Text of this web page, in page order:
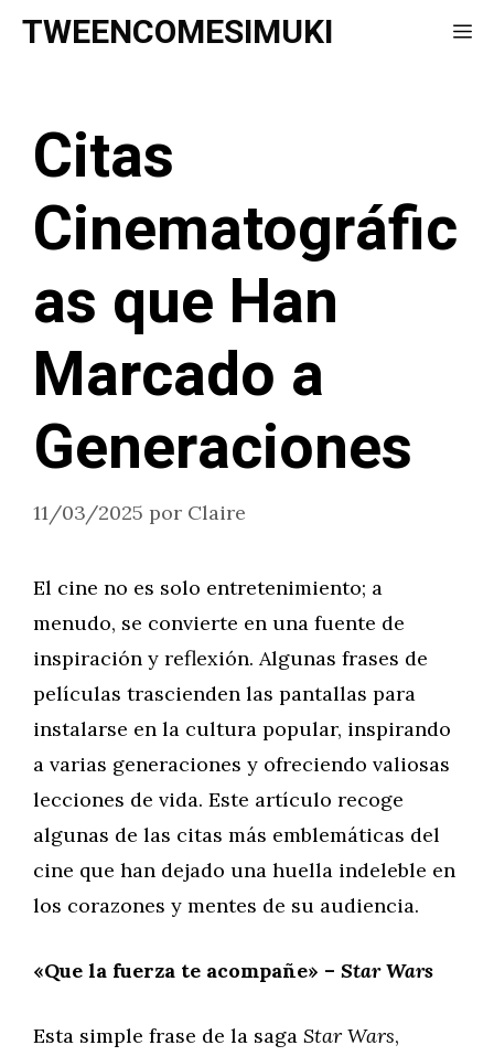
Saltar
TWEENCOMESIMUKI
Citas
Cinematográfic
as que Han
Marcado a
Generaciones
11/03/2025 por Claire
El cine no es solo entretenimiento; a
menudo, se convierte en una fuente de
inspiración y reflexión. Algunas frases de
películas trascienden las pantallas para
instalarse en la cultura popular, inspirando
a varias generaciones y ofreciendo valiosas
lecciones de vida. Este artículo recoge
algunas de las citas más emblemáticas del
cine que han dejado una huella indeleble en
los corazones y mentes de su audiencia.
«Que la fuerza te acompañe» – Star Wars
Esta simple frase de la saga Star Wars,